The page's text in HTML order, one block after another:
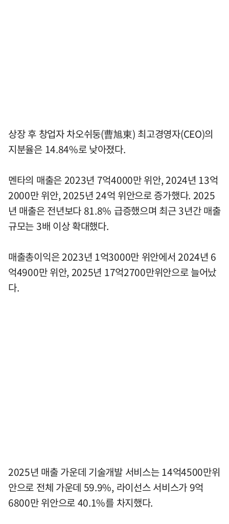
상장 후 창업자 차오쉬둥(曹旭東) 최고경영자(CEO)의
지분율은 14.84%로 낮아졌다.
멘타의 매출은 2023년 7억4000만 위안, 2024년 13억
2000만 위안, 2025년 24억 위안으로 증가했다. 2025
년 매출은 전년보다 81.8% 급증했으며 최근 3년간 매출
규모는 3배 이상 확대했다.
매출총이익은 2023년 1억3000만 위안에서 2024년 6
억4900만 위안, 2025년 17억2700만위안으로 늘어났
다.
2025년 매출 가운데 기술개발 서비스는 14억4500만위
안으로 전체 가운데 59.9%, 라이선스 서비스가 9억
6800만 위안으로 40.1%를 차지했다.